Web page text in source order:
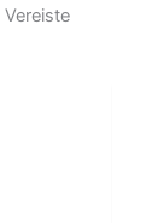
Vereiste